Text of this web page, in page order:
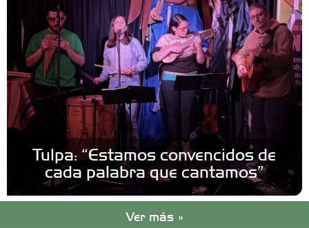
Tulpa: “Estamos convencidos de
cada palabra que cantamos”
Ver más »